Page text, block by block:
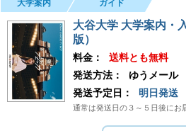
大学案内 ガイド
大谷大学 大学案内・
版）
料金：
送料とも無料
発送方法：
ゆうメール
発送予定日：
明日発送
通常は発送日の３～５日後にお